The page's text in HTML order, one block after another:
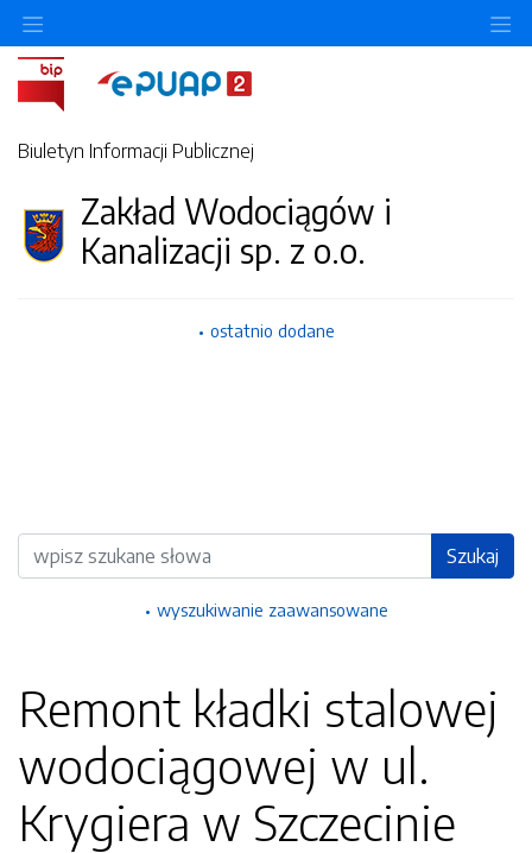
Biuletyn Informacji Publicznej
Zakład Wodociągów i
Kanalizacji sp. z o.o.
ostatnio dodane
Wyszukiwarka Szukaj
wyszukiwanie zaawansowane
Remont kładki stalowej
wodociągowej w ul.
Krygiera w Szczecinie